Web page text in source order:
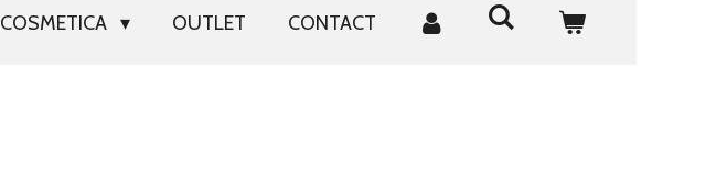
COSMETICA OUTLET CONTACT